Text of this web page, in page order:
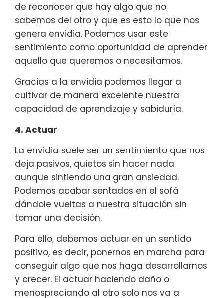
de reconocer que hay algo que no
sabemos del otro y que es esto lo que nos
genera envidia. Podemos usar este
sentimiento como oportunidad de aprender
aquello que queremos o necesitamos.
Gracias a la envidia podemos llegar a
cultivar de manera excelente nuestra
capacidad de aprendizaje y sabiduría.
4. Actuar
La envidia suele ser un sentimiento que nos
deja pasivos, quietos sin hacer nada
aunque sintiendo una gran ansiedad.
Podemos acabar sentados en el sofá
dándole vueltas a nuestra situación sin
tomar una decisión.
Para ello, debemos actuar en un sentido
positivo, es decir, ponernos en marcha para
conseguir algo que nos haga desarrollarnos
y crecer. El actuar haciendo daño o
menospreciando al otro solo nos va a